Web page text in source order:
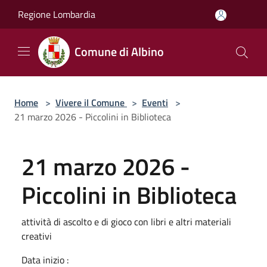
Regione Lombardia
Comune di Albino
Home > Vivere il Comune > Eventi >
21 marzo 2026 - Piccolini in Biblioteca
21 marzo 2026 -
Piccolini in Biblioteca
attività di ascolto e di gioco con libri e altri materiali
creativi
Data inizio :